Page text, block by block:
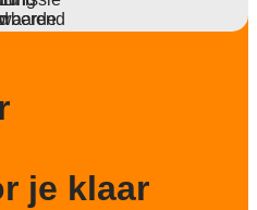
105-B02
je klaar